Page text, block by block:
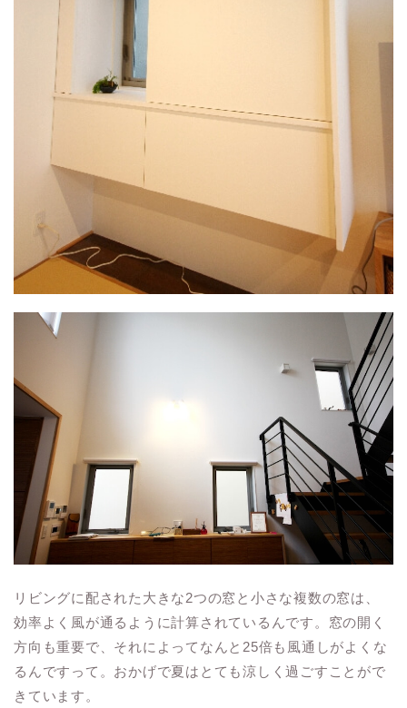
リビングに配された大きな2つの窓と小さな複数の窓は、
効率よく風が通るように計算されているんです。窓の開く
方向も重要で、それによってなんと25倍も風通しがよくな
るんですって。おかげで夏はとても涼しく過ごすことがで
きています。